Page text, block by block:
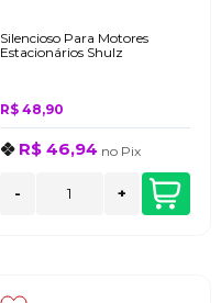
Silencioso Para Motores
Estacionários Shulz
R$ 48,90
R$ 46,94 no Pix
- +